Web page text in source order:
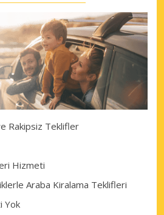
Rakipsiz Teklifler
Hizmeti
Araba Kiralama Teklifleri
Yok